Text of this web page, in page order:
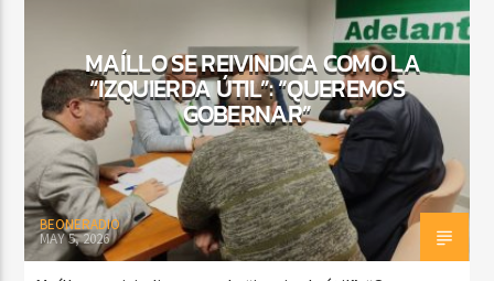
CURRENT SHOW
TROPICAL RELAJADO
3:00 AM 6:00 AM
Beone Radio
MAÍLLO SE REIVINDICA COMO LA
“IZQUIERDA ÚTIL”: “QUEREMOS
GOBERNAR”
BEONERADIO
MAY 5, 2026